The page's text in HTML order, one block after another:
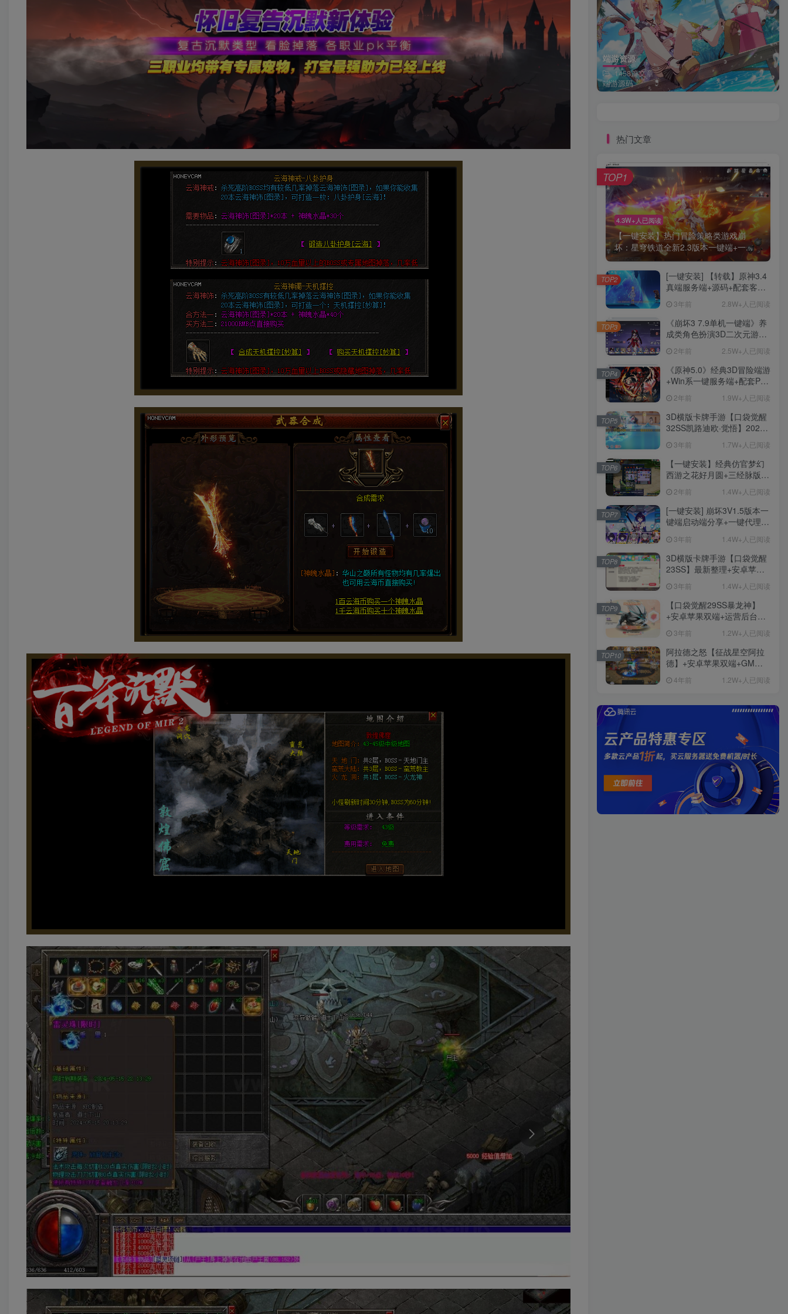
端游资源
1458篇文章
端游源码
热门文章
4.3W+人已阅读
【一键安装】热门冒险策略类游戏崩
坏：星穹铁道全新2.3版本一键端+一...
TOP1
[一键安装] 【转载】原神3.4
真端服务端+源码+配套客户
说明文件
3年前 2.8W+人已阅读
TOP2
《崩坏3 7.9单机一键端》养
成类角色扮演3D二次元游
用、无限资源、附带保姆级
安装教程
2年前 2.5W+人已阅读
TOP3
《原神5.0》经典3D冒险端游
+Win系一键服务端+配套PC
池文件
2年前 1.9W+人已阅读
TOP4
3D横版卡牌手游【口袋觉醒
32SS凯路迪欧·觉悟】2023
+支付对接+安卓苹果双端+运
营后台+GM授权后台+代理
后台
3年前 1.7W+人已阅读
TOP5
【一键安装】经典仿官梦幻
西游之花好月圆+三经脉版本
卡+剧情活动+视频搭建及其
他修改资料
2年前 1.4W+人已阅读
TOP6
[一键安装] 崩坏3V1.5版本一
键端启动端分享+一键代理
ID+详细指令+极简一键修改
3年前 1.4W+人已阅读
TOP7
3D横版卡牌手游【口袋觉醒
23SS】最新整理+安卓苹果
细搭建教程
3年前 1.4W+人已阅读
TOP8
【口袋觉醒29SS暴龙神】
+安卓苹果双端+运营后台
端 3年前 1.2W+人已阅读
TOP9
阿拉德之怒【征战星空阿拉
德】+安卓苹果双端+GM授
+详细教程
4年前 1.2W+人已阅读
TOP10